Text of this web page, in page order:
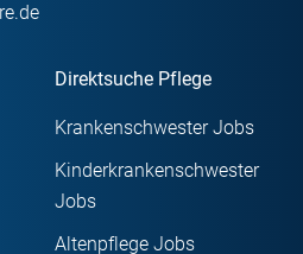
Direktsuche Pflege
Krankenschwester Jobs
Kinderkrankenschwester
Jobs
Altenpflege Jobs